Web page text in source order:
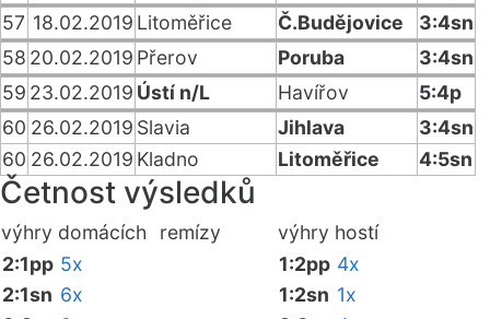
57 18.02.2019 Litoměřice Č.Budějovice
3:4sn
58 20.02.2019 Přerov Poruba
3:4sn
59 23.02.2019 Ústí n/L Havířov
5:4p
60 26.02.2019 Slavia Jihlava
3:4sn
60 26.02.2019 Kladno Litoměřice 4:5sn
Četnost výsledků
výhry domácích remízy výhry hostí
2:1pp 5x
2:1sn 6x
1:2pp 4x
1:2sn 1x